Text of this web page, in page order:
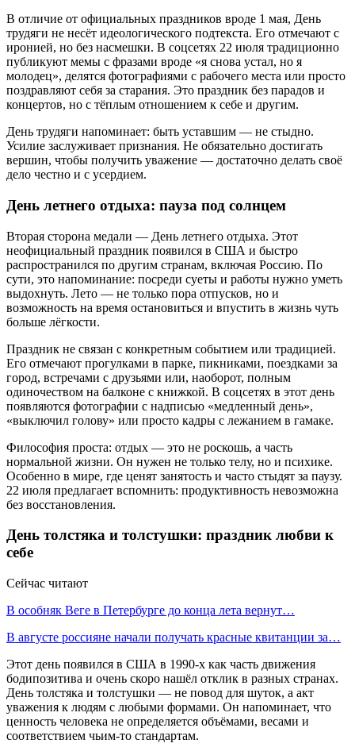
В отличие от официальных праздников вроде 1 мая, День
трудяги не несёт идеологического подтекста. Его отмечают с
иронией, но без насмешки. В соцсетях 22 июля традиционно
публикуют мемы с фразами вроде «я снова устал, но я
молодец», делятся фотографиями с рабочего места или просто
поздравляют себя за старания. Это праздник без парадов и
концертов, но с тёплым отношением к себе и другим.
День трудяги напоминает: быть уставшим — не стыдно.
Усилие заслуживает признания. Не обязательно достигать
вершин, чтобы получить уважение — достаточно делать своё
дело честно и с усердием.
День летнего отдыха: пауза под солнцем
Вторая сторона медали — День летнего отдыха. Этот
неофициальный праздник появился в США и быстро
распространился по другим странам, включая Россию. По
сути, это напоминание: посреди суеты и работы нужно уметь
выдохнуть. Лето — не только пора отпусков, но и
возможность на время остановиться и впустить в жизнь чуть
больше лёгкости.
Праздник не связан с конкретным событием или традицией.
Его отмечают прогулками в парке, пикниками, поездками за
город, встречами с друзьями или, наоборот, полным
одиночеством на балконе с книжкой. В соцсетях в этот день
появляются фотографии с надписью «медленный день»,
«выключил голову» или просто кадры с лежанием в гамаке.
Философия проста: отдых — это не роскошь, а часть
нормальной жизни. Он нужен не только телу, но и психике.
Особенно в мире, где ценят занятость и часто стыдят за паузу.
22 июля предлагает вспомнить: продуктивность невозможна
без восстановления.
День толстяка и толстушки: праздник любви к
себе
Сейчас читают
В особняк Веге в Петербурге до конца лета вернут…
В августе россияне начали получать красные квитанции за…
Этот день появился в США в 1990-х как часть движения
бодипозитива и очень скоро нашёл отклик в разных странах.
День толстяка и толстушки — не повод для шуток, а акт
уважения к людям с любыми формами. Он напоминает, что
ценность человека не определяется объёмами, весами и
соответствием чьим-то стандартам.